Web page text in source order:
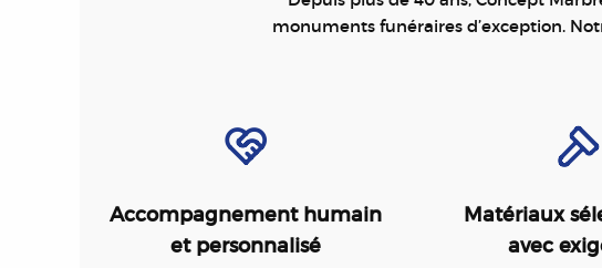
monuments funéraires d’exception.
Accompagnement humain
et personnalisé
Matériaux
avec